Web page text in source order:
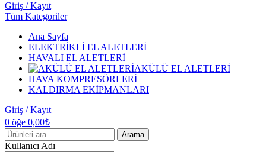
Giriş / Kayıt
Tüm Kategoriler
Ana Sayfa
ELEKTRİKLİ EL ALETLERİ
HAVALI EL ALETLERİ
AKÜLÜ EL ALETLERİ
HAVA KOMPRESÖRLERİ
KALDIRMA EKİPMANLARI
Giriş / Kayıt
0 öğe 0,00₺
Arama
Kullanıcı Adı